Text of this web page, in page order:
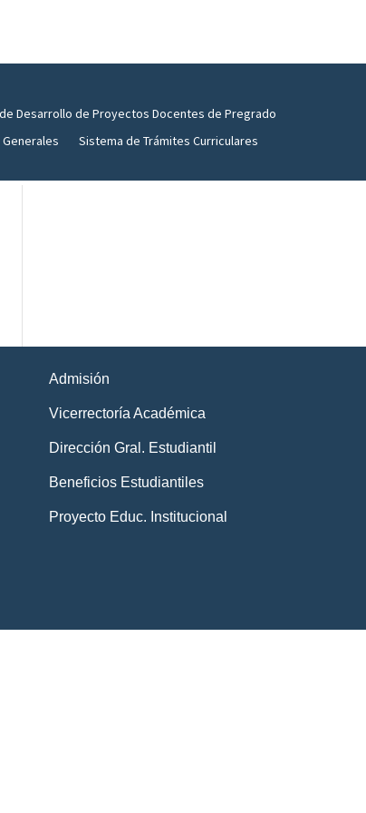
Desarrollo de Proyectos Docentes de Pregrado
Sistema de Trámites Curriculares
Admisión
Vicerrectoría Académica
Dirección Gral. Estudiantil
Beneficios Estudiantiles
Proyecto Educ. Institucional